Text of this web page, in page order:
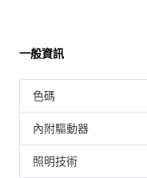
一般資訊
色碼
內附驅動器
照明技術